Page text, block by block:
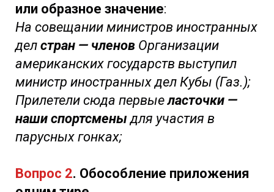
или образное значение:
На совещании министров иностранных
дел стран — членов Организации
американских государств выступил
министр иностранных дел Кубы (Газ.);
Прилетели сюда первыеласточки —
наши спортсмены для участия в
парусных гонках;
Вопрос 2. Обособление приложения